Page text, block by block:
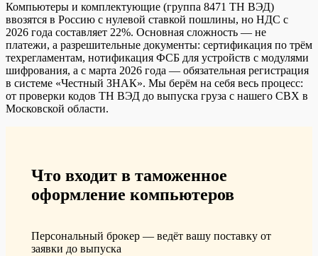
Компьютеры и комплектующие (группа 8471 ТН ВЭД)
ввозятся в Россию с нулевой ставкой пошлины, но НДС с
2026 года составляет 22%. Основная сложность — не
платежи, а разрешительные документы: сертификация по трём
техрегламентам, нотификация ФСБ для устройств с модулями
шифрования, а с марта 2026 года — обязательная регистрация
в системе «Честный ЗНАК». Мы берём на себя весь процесс:
от проверки кодов ТН ВЭД до выпуска груза с нашего СВХ в
Московской области.
Что входит в таможенное
оформление компьютеров
Персональный брокер — ведёт вашу поставку от
заявки до выпуска